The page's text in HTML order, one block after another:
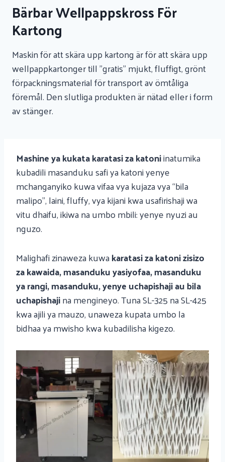
Bärbar Wellpappskross För
Kartong
Maskin för att skära upp kartong är för att skära upp
wellpappkartonger till "gratis" mjukt, fluffigt, grönt
förpackningsmaterial för transport av ömtåliga
föremål. Den slutliga produkten är nätad eller i form
av stänger.
Mashine ya kukata karatasi za katoniinatumika
kubadili masanduku safi ya katoni yenye
mchanganyiko kuwa vifaa vya kujaza vya “bila
malipo”, laini, fluffy, vya kijani kwa usafirishaji wa
vitu dhaifu, ikiwa na umbo mbili: yenye nyuzi au
nguzo.
Malighafi zinaweza kuwakaratasi za katoni zisizo
za kawaida, masanduku yasiyofaa, masanduku
ya rangi, masanduku, yenye uchapishaji au bila
uchapishajina mengineyo. Tuna SL-325 na SL-425
kwa ajili ya mauzo, unaweza kupata umbo la
bidhaa ya mwisho kwa kubadilisha kigezo.